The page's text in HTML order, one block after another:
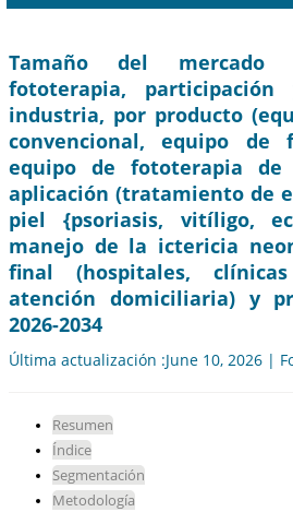
Tamaño del
fototerapia,
industria, por producto
convencional, equipo de
equipo de fototerapia
aplicación (tratamiento de
piel {psoriasis, vitíligo,
manejo de la ictericia
final (hospitales,
atención domiciliaria) y
2026-2034
Última actualización :June 10, 2026 |
Resumen
Índice
Segmentación
Metodología